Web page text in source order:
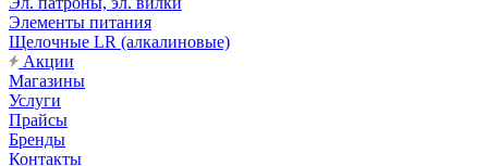
Элементы питания
Щелочные LR (алкалиновые)
Акции
Магазины
Услуги
Прайсы
Бренды
Контакты